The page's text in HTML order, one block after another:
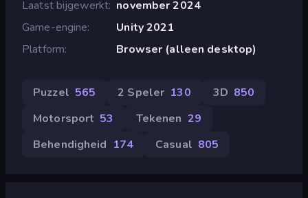
Laatst bijgewerkt november 2024
Game-engine
Unity 2021
Platform
Browser (alleen desktop)
Puzzel 565 2 Speler 130 3D 850
Motorsport 53 Tekenen 29
Behendigheid 174 Casual 805